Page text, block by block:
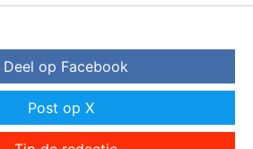
Deel op Facebook
Post op X